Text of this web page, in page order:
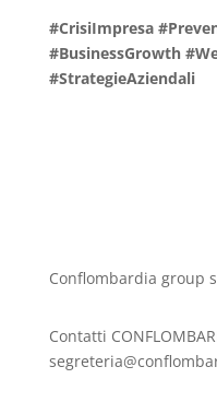
#CrisiImpresa
#BusinessGrowth
#StrategieAziendali
Conflombardia group
Contatti